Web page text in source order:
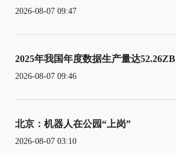
2026-08-07 09:47
2025年我国年度数据生产量达52.26ZB
2026-08-07 09:46
北京：机器人在公园“上岗”
2026-08-07 03:10